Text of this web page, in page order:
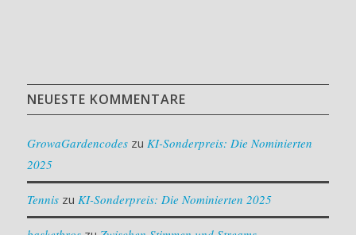
NEUESTE KOMMENTARE
GrowaGardencodeszu KI-Sonderpreis: Die Nominierten
2025
Tenniszu KI-Sonderpreis: Die Nominierten 2025